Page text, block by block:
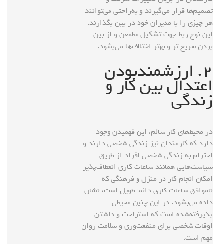
تصمیم‌ها قرار می‌گیرند و به‌راحتی می‌توانند
هر چیزی را با مدیران خود در بین بگذارند.
این نوع ربط جهت تشکیل مطمعن و از بین
بردن سریع تر و بهتر اختلاف‌ها می‌بشود.
۲. ارزشمندبودن
اعتدال بین کار و
زندگی
در محیط‌های کار سالم، این فهمیدن وجود
دارد که کارمندان نیز زندگی شخصی دارند و
احترام به زندگی شخصی افراد از طریق
سیاست‌هایی همانند ساعات کاری انعطاف‌پذیر،
امکان انجام کار در منزل و فرهنگی که
ناموافق ساعات کاری دائما طویل است، نشان
داده می‌بشود. در این چنین محیطی
پذیرفته‌شده است که استراحت و داشتن
اوقات شخصی برای منفعت‌وری و سلامت روان
مهم است.